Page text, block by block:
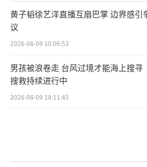
黄子韬徐艺洋直播互扇巴掌 边界感引
议
2026-08-09 10:06:53
男孩被浪卷走 台风过境才能海上搜寻
搜救持续进行中
2026-08-09 18:11:45